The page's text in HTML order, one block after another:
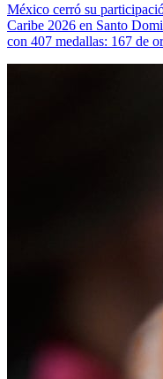
México cerró su
Caribe 2026 en Santo
con 407 medallas: 167 de